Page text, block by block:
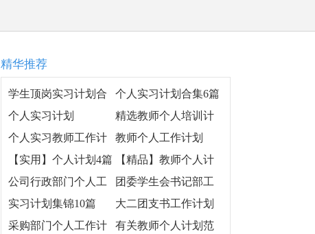
精华推荐
学生顶岗实习计划合
集6篇
个人实习计划合集6篇
个人实习计划
精选教师个人培训计
划汇总五篇
个人实习教师工作计
划
教师个人工作计划
【实用】个人计划4篇
【精品】教师个人计
划模板9篇
公司行政部门个人工
作计划
团委学生会书记部工
作计划
实习计划集锦10篇
大二团支书工作计划
采购部门个人工作计
有关教师个人计划范